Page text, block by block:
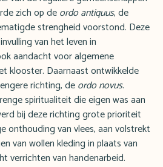
zich op deordo antiquus, de
strengheid voorstond. Deze
van het leven in
aandacht voor algemene
klooster. Daarnaast ontwikkelde
richting, deordo novus.
spiritualiteit die eigen was aan
bij deze richting grote prioriteit
onthouding van vlees, aan volstrekt
van wollen kleding in plaats van
verrichten van handenarbeid.